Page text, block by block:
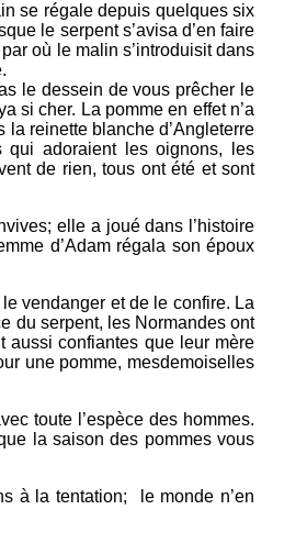
se régale depuis quelques six
le serpent s’avisa d’en faire
où le malin s’introduisit dans
le dessein de vous prêcher le
si cher. La pomme en effet n’a
reinette blanche d’Angleterre
qui adoraient les oignons, les
de rien, tous ont été et sont
elle a joué dans l’histoire
d’Adam régala son époux
vendanger et de le confire. La
du serpent, les Normandes ont
aussi confiantes que leur mère
une pomme, mesdemoiselles
toute l’espèce des hommes.
la saison des pommes vous
à la tentation; le monde n’en